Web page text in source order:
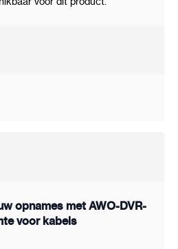
details zoals de DIN-rail
kabels en draden.
van 2 jaar. We staan
opnames met AWO-DVR-
voor kabels